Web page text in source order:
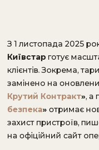
З 1 листопада 2025
Київстар готує
клієнтів. Зокрема,
замінено на
Крутий Контракт», а
безпека» отримає
захист пристроїв,
на офіційний сайт